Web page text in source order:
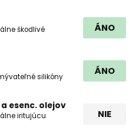
škodlivé
ÁNO
silikóny
ÁNO
esenc. olejov
iritujúcu
NIE